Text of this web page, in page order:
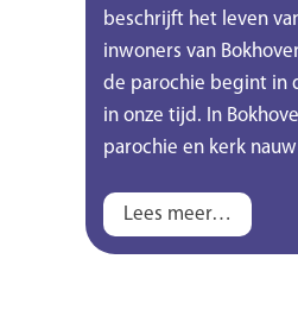
beschrijft het leven
inwoners van
de parochie begint in
in onze tijd. In
parochie en kerk
Lees meer…